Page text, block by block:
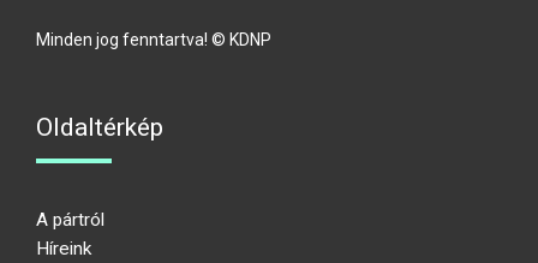
Minden jog fenntartva! © KDNP
Oldaltérkép
A pártról
Híreink